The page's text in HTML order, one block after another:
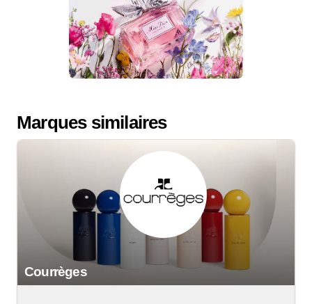
Marques similaires
Courrèges